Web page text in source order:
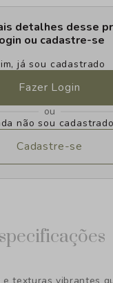
de elegância e
detalhes desse
ou cadastre-se
já sou cadastrado
Fazer Login
ou
não sou cadastrado
Cadastre-se